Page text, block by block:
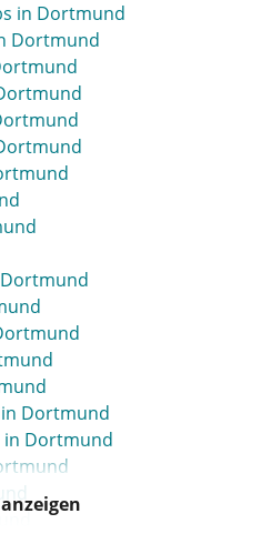
in Dortmund
Dortmund
Dortmund
in Dortmund
in Dortmund